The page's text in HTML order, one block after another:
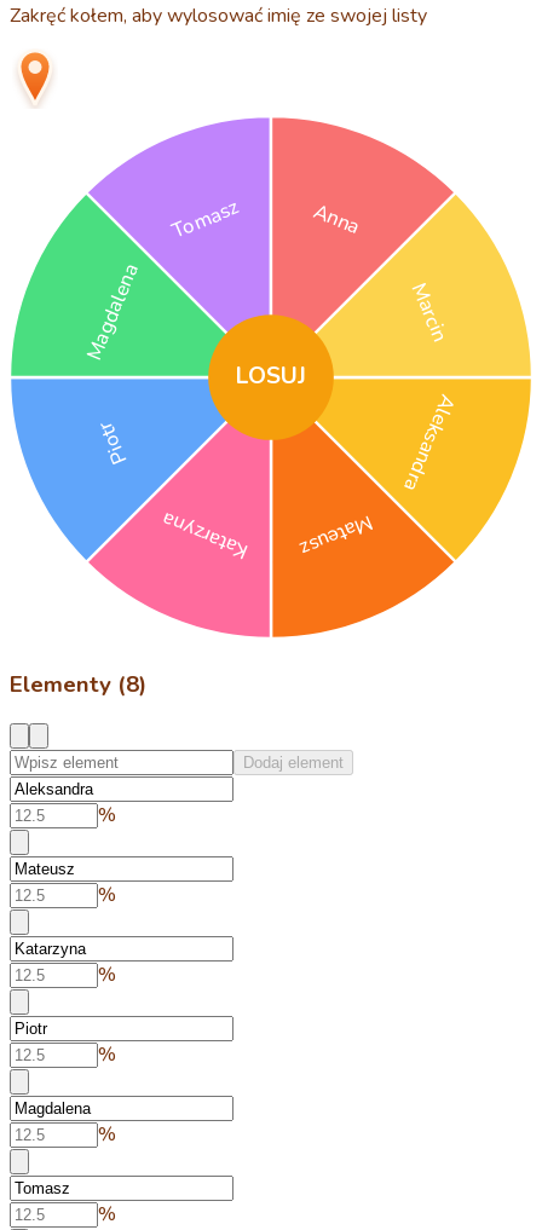
Zakręć kołem, aby wylosować imię ze swojej listy
Aleksandra
Mateusz
Katarzyna
Piotr
Magdalena
Tomasz Anna
Marcin
LOSUJ
Elementy (8)
Dodaj element
%
%
%
%
%
%